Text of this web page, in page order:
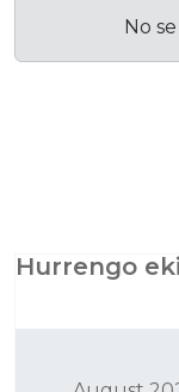
No
Hurrengo